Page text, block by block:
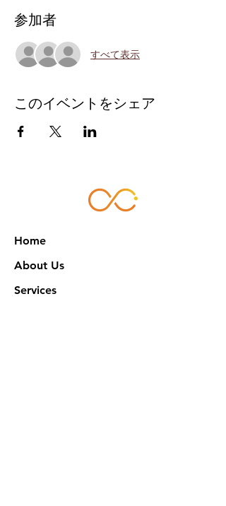
参加者
すべて表示
このイベントをシェア
Home
About Us
Services